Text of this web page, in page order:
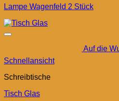
Lampe Wagenfeld 2 Stück
Auf die
Schnellansicht
Schreibtische
Tisch Glas